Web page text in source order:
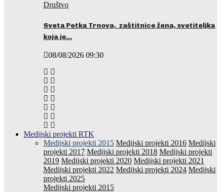
Društvo
Sveta Petka Trnova, zaštitnice žena, svetiteljka
koja je…
08/08/2026 09:30
Medijski projekti RTK
Medijski projekti 2015 Medijski projekti 2016 Medijski
projekti 2017 Medijski projekti 2018 Medijski projekti
2019 Medijski projekti 2020 Medijski projekti 2021
Medijski projekti 2022 Medijski projekti 2024 Medijski
projekti 2025
Medijski projekti 2015